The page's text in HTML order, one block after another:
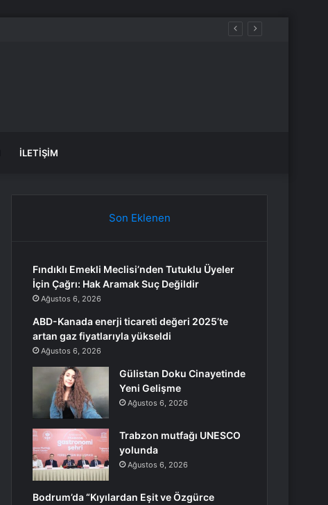
İLETIŞIM
Son Eklenen
Fındıklı Emekli Meclisi’nden Tutuklu Üyeler
İçin Çağrı: Hak Aramak Suç Değildir
Ağustos 6, 2026
ABD-Kanada enerji ticareti değeri 2025’te
artan gaz fiyatlarıyla yükseldi
Ağustos 6, 2026
Gülistan Doku Cinayetinde
Yeni Gelişme
Ağustos 6, 2026
Trabzon mutfağı UNESCO
yolunda
Ağustos 6, 2026
Bodrum’da “Kıyılardan Eşit ve Özgürce